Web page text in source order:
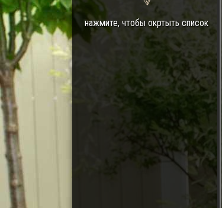
нажмите, чтобы окртыть список